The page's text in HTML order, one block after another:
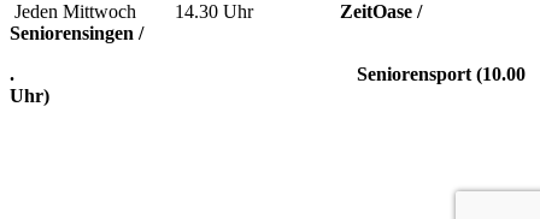
Jeden Mittwoch 14.30 Uhr ZeitOase /
Seniorensingen /
. Seniorensport (10.00
Uhr)